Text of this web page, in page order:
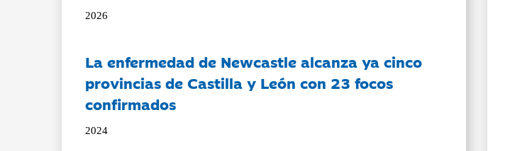
2026
La enfermedad de Newcastle alcanza ya cinco
provincias de Castilla y León con 23 focos
confirmados
2024